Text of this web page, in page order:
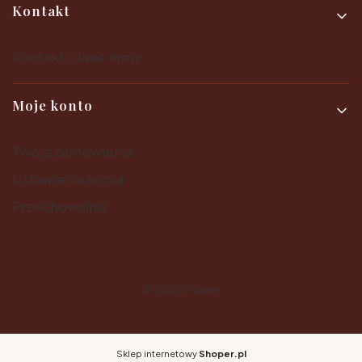
Kontakt
Moje konto
Sklep internetowy Shoper.pl